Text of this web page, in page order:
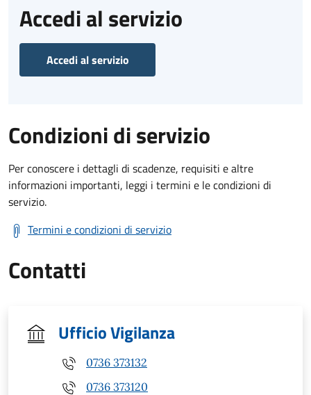
Accedi al servizio
Accedi al servizio
Condizioni di servizio
Per conoscere i dettagli di scadenze, requisiti e altre
informazioni importanti, leggi i termini e le condizioni di
servizio.
Termini e condizioni di servizio
Contatti
Ufficio Vigilanza
0736 373132
0736 373120